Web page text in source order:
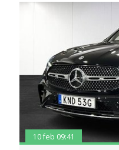
10 feb 09:41